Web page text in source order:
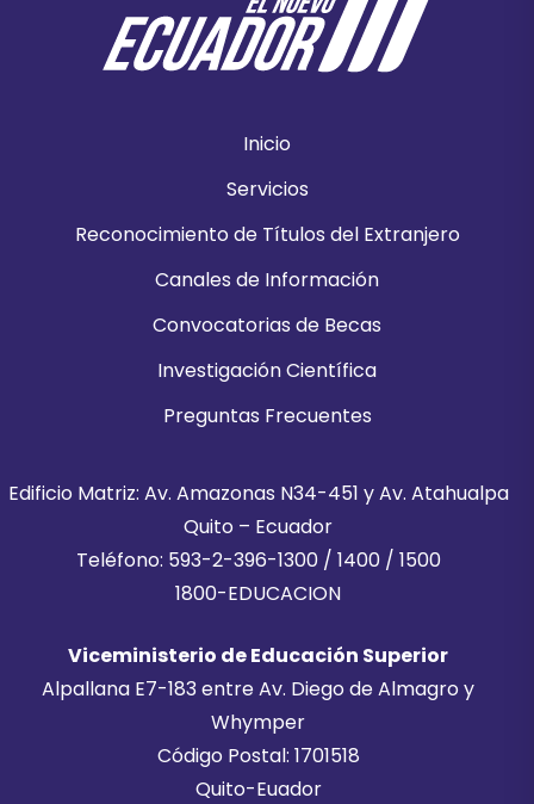
Inicio
Servicios
Reconocimiento de Títulos del Extranjero
Canales de Información
Convocatorias de Becas
Investigación Científica
Preguntas Frecuentes
Edificio Matriz: Av. Amazonas N34-451 y Av. Atahualpa
Quito – Ecuador
Teléfono: 593-2-396-1300 / 1400 / 1500
1800-EDUCACION
Viceministerio de Educación Superior
Alpallana E7-183 entre Av. Diego de Almagro y
Whymper
Código Postal: 1701518
Quito-Euador